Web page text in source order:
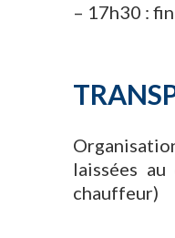
– 17h30 :
laissées
chauffeur)